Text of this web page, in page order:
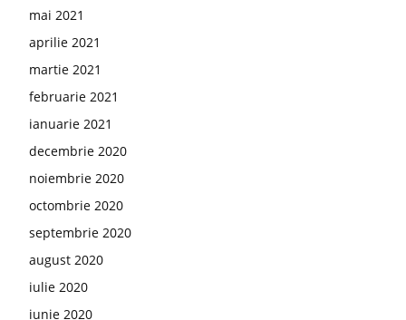
mai 2021
aprilie 2021
martie 2021
februarie 2021
ianuarie 2021
decembrie 2020
noiembrie 2020
octombrie 2020
septembrie 2020
august 2020
iulie 2020
iunie 2020